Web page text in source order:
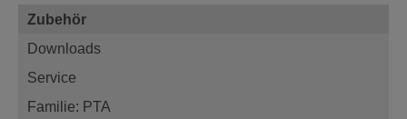
Zubehör
Downloads
Service
Familie: PTA